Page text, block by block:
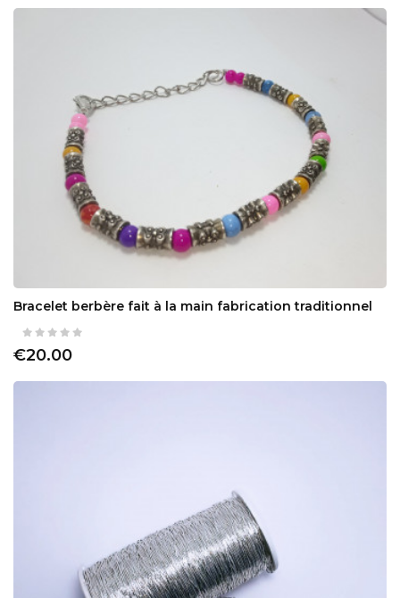
Bracelet berbère fait à la main fabrication traditionnel
€20.00